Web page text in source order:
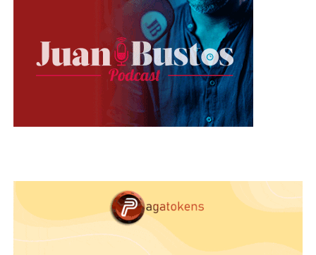
Ojos color azul:
Para esta mirada en particular
utiliza tonos tierra, que se opongan al color de tus
ojos, eso permitirá cautives con maquillajes que
tonos suaves que van desde el